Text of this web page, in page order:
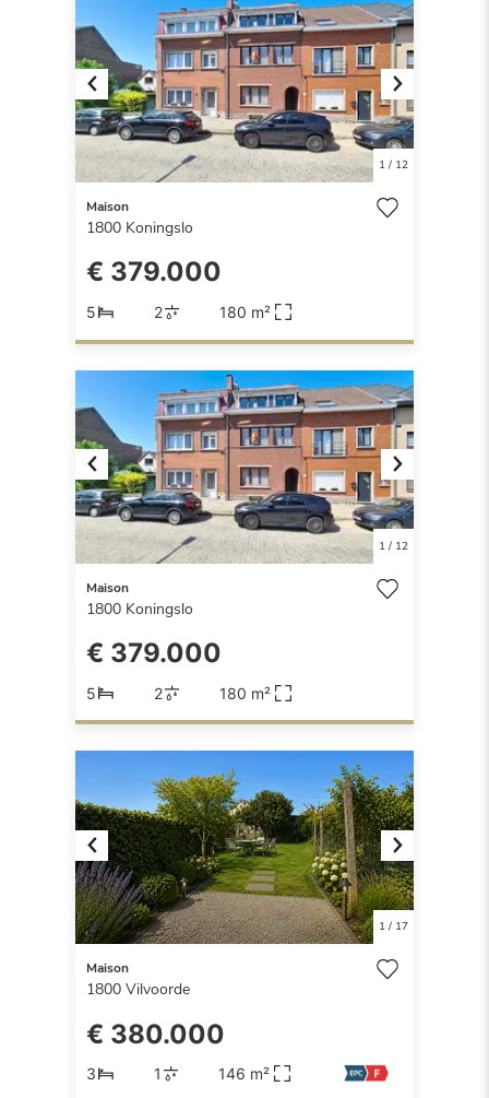
Previous Next
1/ 12
Maison
1800 Koningslo
€ 379.000
5 2 180 m²
Previous Next
1/ 12
Maison
1800 Koningslo
€ 379.000
5 2 180 m²
Previous Next
1/ 17
Maison
1800 Vilvoorde
€ 380.000
3 1 146 m²